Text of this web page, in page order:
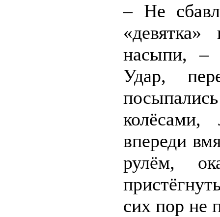
– Не
насыпи, –
Удар,
колёсами,
впереди
рулём,
сих пор не